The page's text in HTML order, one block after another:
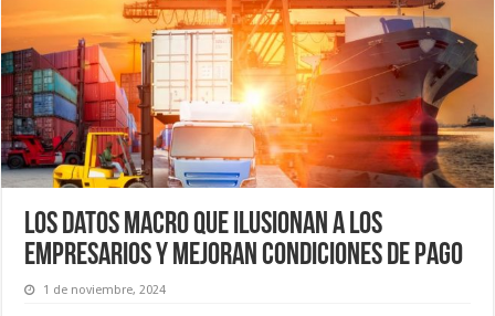
Los datos macro que ilusionan a los
empresarios y mejoran condiciones de pago
1 de noviembre, 2024